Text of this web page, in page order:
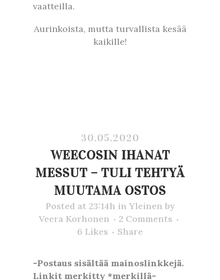
vaatteilla.
Aurinkoista, mutta turvallista kesää
kaikille!
30.05.2020
WEECOSIN IHANAT
MESSUT – TULI TEHTYÄ
MUUTAMA OSTOS
Posted at 23:14h in Yleinen by
Veera Korhonen
2 Comments
6 Likes Share
-Postaus sisältää mainoslinkkejä.
Linkit merkitty *merkillä-